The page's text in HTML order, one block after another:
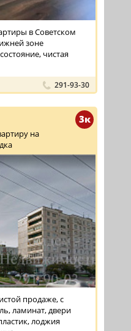
в Советском
зоне
чистая
291-93-30
3к
на
продаже, с
ламинат, двери
лоджия